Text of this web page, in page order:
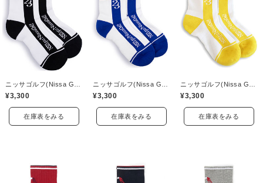
¥3,300
在庫表をみる
¥3,300
在庫表をみる
¥3,300
在庫表をみる